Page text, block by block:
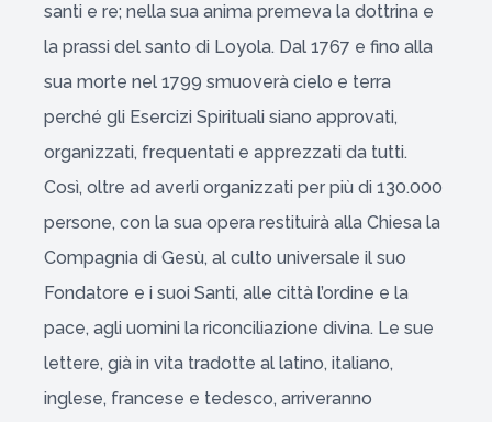
santi e re; nella sua anima premeva la dottrina e
la prassi del santo di Loyola. Dal 1767 e fino alla
sua morte nel 1799 smuoverà cielo e terra
perché gli Esercizi Spirituali siano approvati,
organizzati, frequentati e apprezzati da tutti.
Così, oltre ad averli organizzati per più di 130.000
persone, con la sua opera restituirà alla Chiesa la
Compagnia di Gesù, al culto universale il suo
Fondatore e i suoi Santi, alle città l’ordine e la
pace, agli uomini la riconciliazione divina. Le sue
lettere, già in vita tradotte al latino, italiano,
inglese, francese e tedesco, arriveranno